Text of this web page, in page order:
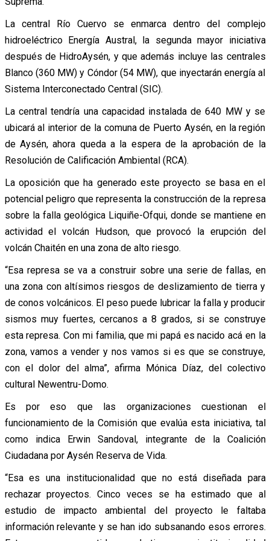
La central Río Cuervo se enmarca dentro del complejo
hidroeléctrico Energía Austral, la segunda mayor iniciativa
después de HidroAysén, y que además incluye las centrales
Blanco (360 MW) y Cóndor (54 MW), que inyectarán energía al
Sistema Interconectado Central (SIC).
La central tendría una capacidad instalada de 640 MW y se
ubicará al interior de la comuna de Puerto Aysén, en la región
de Aysén, ahora queda a la espera de la aprobación de la
Resolución de Calificación Ambiental (RCA).
La oposición que ha generado este proyecto se basa en el
potencial peligro que representa la construcción de la represa
sobre la falla geológica Liquiñe-Ofqui, donde se mantiene en
actividad el volcán Hudson, que provocó la erupción del
volcán Chaitén en una zona de alto riesgo.
“Esa represa se va a construir sobre una serie de fallas, en
una zona con altísimos riesgos de deslizamiento de tierra y
de conos volcánicos. El peso puede lubricar la falla y producir
sismos muy fuertes, cercanos a 8 grados, si se construye
esta represa. Con mi familia, que mi papá es nacido acá en la
zona, vamos a vender y nos vamos si es que se construye,
con el dolor del alma”, afirma Mónica Díaz, del colectivo
cultural Newentru-Domo.
Es por eso que las organizaciones cuestionan el
funcionamiento de la Comisión que evalúa esta iniciativa, tal
como indica Erwin Sandoval, integrante de la Coalición
Ciudadana por Aysén Reserva de Vida.
“Esa es una institucionalidad que no está diseñada para
rechazar proyectos. Cinco veces se ha estimado que al
estudio de impacto ambiental del proyecto le faltaba
información relevante y se han ido subsanando esos errores.